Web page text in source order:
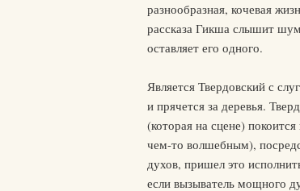
разнообразная, кочевая
рассказа Гикша слышит шум
оставляет его одного.
Является Твердовский с
и прячется за деревья.
(которая на сцене)
чем-то волшебным),
духов, пришел это
если вызыватель мощного